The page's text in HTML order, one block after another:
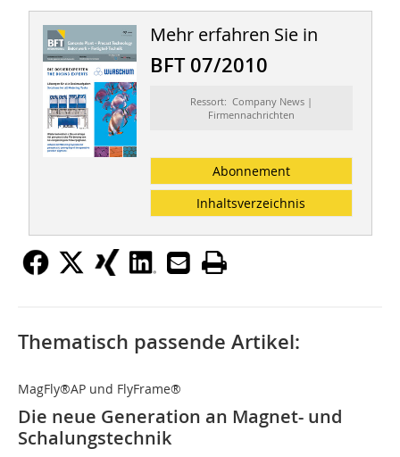
Mehr erfahren Sie in
BFT 07/2010
Ressort: Company News |
Firmennachrichten
Abonnement
Inhaltsverzeichnis
Thematisch passende Artikel:
MagFly®AP und FlyFrame®
Die neue Generation an Magnet- und
Schalungstechnik